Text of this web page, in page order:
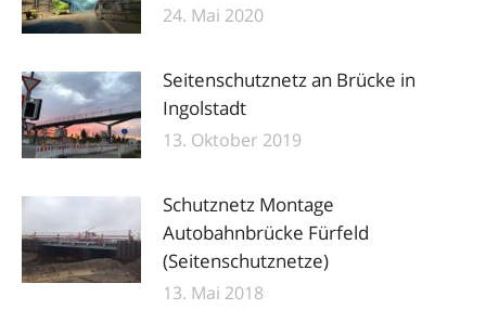
24. Mai 2020
Seitenschutznetz an Brücke in
Ingolstadt
13. Oktober 2019
Schutznetz Montage
Autobahnbrücke Fürfeld
(Seitenschutznetze)
13. Mai 2018